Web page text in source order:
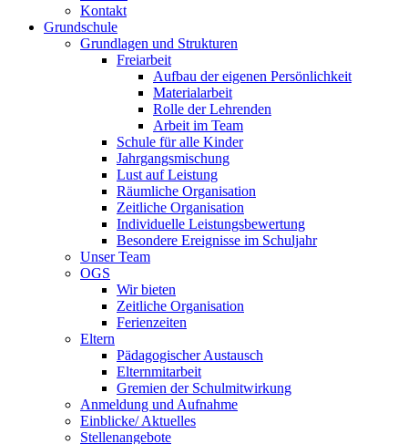
Kontakt
Grundschule
Grundlagen und Strukturen
Freiarbeit
Aufbau der eigenen Persönlichkeit
Materialarbeit
Rolle der Lehrenden
Arbeit im Team
Schule für alle Kinder
Jahrgangsmischung
Lust auf Leistung
Räumliche Organisation
Zeitliche Organisation
Individuelle Leistungsbewertung
Besondere Ereignisse im Schuljahr
Unser Team
OGS
Wir bieten
Zeitliche Organisation
Ferienzeiten
Eltern
Pädagogischer Austausch
Elternmitarbeit
Gremien der Schulmitwirkung
Anmeldung und Aufnahme
Einblicke/ Aktuelles
Stellenangebote